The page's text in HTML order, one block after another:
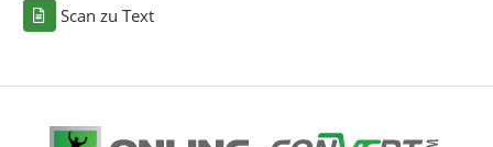
Scan zu Text